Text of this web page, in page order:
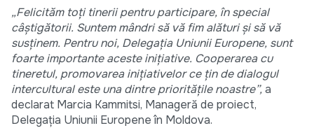
„Felicităm toți tinerii pentru participare, în special
câștigătorii. Suntem mândri să vă fim alături și să vă
susținem. Pentru noi, Delegația Uniunii Europene, sunt
foarte importante aceste inițiative. Cooperarea cu
tineretul, promovarea inițiativelor ce țin de dialogul
intercultural este una dintre prioritățile noastre”,a
declarat Marcia Kammitsi, Manageră de proiect,
Delegația Uniunii Europene în Moldova.